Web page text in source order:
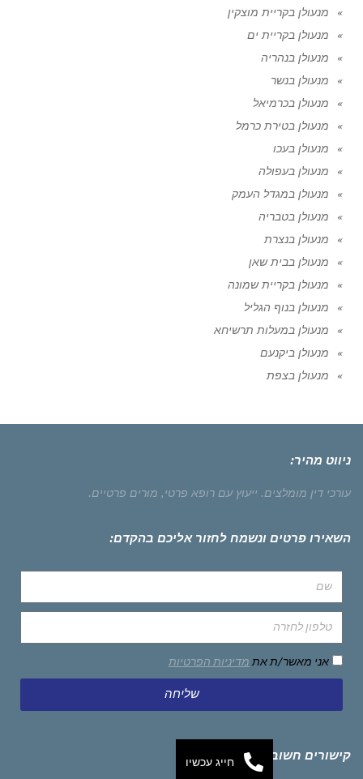
מנעולן בקריית מוצקין
מנעולן בקריית ים
מנעולן בנהריה
מנעולן בנשר
מנעולן בכרמיאל
מנעולן בטירת כרמל
מנעולן בעכו
מנעולן בעפולה
מנעולן במגדל העמק
מנעולן בטבריה
מנעולן בנצרת
מנעולן בבית שאן
מנעולן בקריית שמונה
מנעולן בנוף הגליל
מנעולן במעלות תרשיחא
מנעולן ביקנעם
מנעולן בצפת
ניווט מהיר:
עורכי דין מומלצים. ייעוץ עם רופא פרטי, מורים פרטיים.
השאירו פרטים ונשמח לחזור אליכם בהקדם:
אני מאשר/ת את מדיניות הפרטיות
שליחה
קישורים חשובים חייג עכשיו